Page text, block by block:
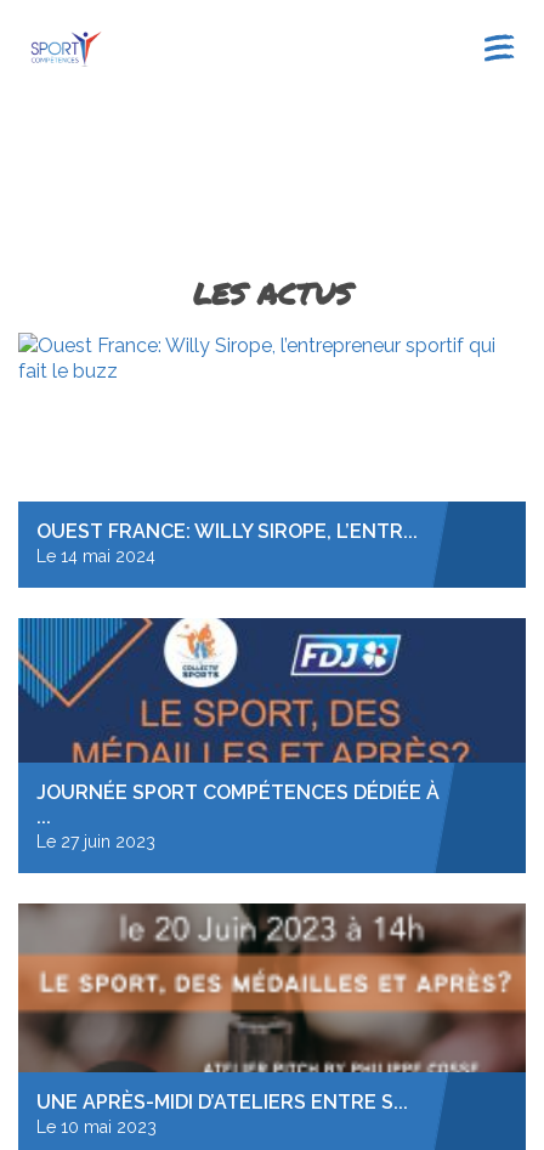
LES ACTUS
OUEST FRANCE: WILLY SIROPE, L’ENTR...
Le 14 mai 2024
JOURNÉE SPORT COMPÉTENCES DÉDIÉE À
...
Le 27 juin 2023
UNE APRÈS-MIDI D’ATELIERS ENTRE S...
Le 10 mai 2023